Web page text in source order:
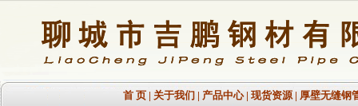
首 页| 关于我们 | 产品中心| 现货资源| 厚壁无缝钢